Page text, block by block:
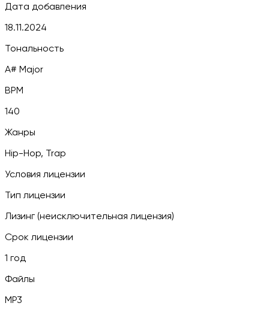
Дата добавления
18.11.2024
Тональность
A# Major
BPM
140
Жанры
Hip-Hop, Trap
Условия лицензии
Тип лицензии
Лизинг (неисключительная лицензия)
Срок лицензии
1 год
Файлы
MP3